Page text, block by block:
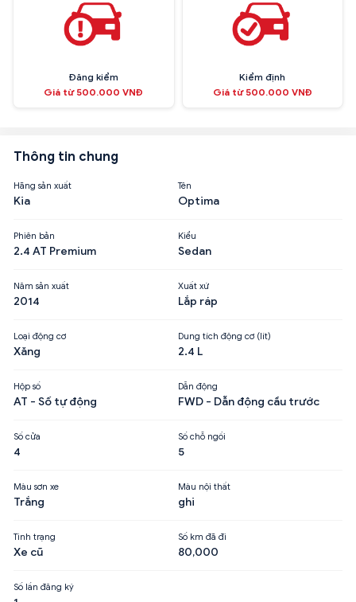
Đăng kiểm
Giá từ 500.000 VNĐ
Kiểm định
Giá từ 500.000 VNĐ
Thông tin chung
Hãng sản xuất
Kia
Tên
Optima
Phiên bản
2.4 AT Premium
Kiểu
Sedan
Năm sản xuất
2014
Xuất xứ
Lắp ráp
Loại động cơ
Xăng
Dung tích động cơ (lít)
2.4 L
Hộp số
AT - Số tự động
Dẫn động
FWD - Dẫn động cầu trước
Số cửa
4
Số chỗ ngồi
5
Màu sơn xe
Trắng
Màu nội thất
ghi
Tình trạng
Xe cũ
Số km đã đi
80,000
Số lần đăng ký